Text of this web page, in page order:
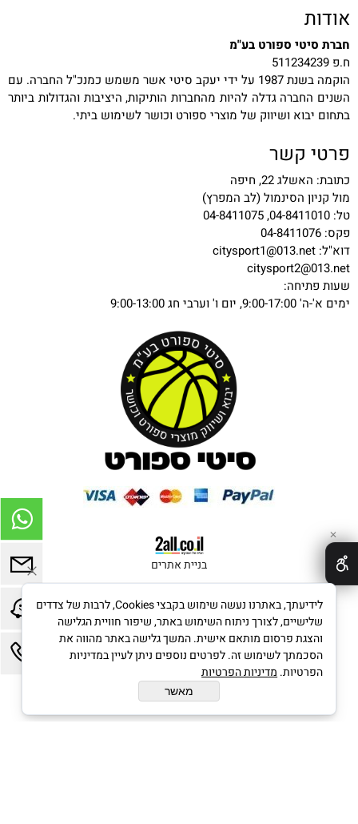
אודות
חברת סיטי ספורט בע"מ
ח.פ 511234239
הוקמה בשנת 1987 על ידי יעקב סיטי אשר משמש כמנכ"ל החברה. עם
השנים החברה גדלה להיות מהחברות הותיקות, היציבות והגדולות ביותר
בתחום יבוא ושיווק של מוצרי ספורט וכושר לשימוש ביתי.
פרטי קשר
כתובת: האשלג 22, חיפה
מול קניון הסינמול (לב המפרץ)
טל: 04-8411010, 04-8411075
פקס: 04-8411076
דוא"ל: citysport1@013.net
citysport2@013.net
שעות פתיחה:
ימים א'-ה' 9:00-17:00, יום ו' וערבי חג 9:00-13:00
בניית אתרים
✕
לידיעתך, באתרנו נעשה שימוש בקבצי Cookies, לרבות של צדדים
שלישיים, לצורך ניתוח השימוש באתר, שיפור חוויית הגלישה
והצגת פרסום מותאם אישית. המשך גלישה באתר מהווה את
הסכמתך לשימוש זה. לפרטים נוספים ניתן לעיין במדיניות
הפרטיות. מדיניות הפרטיות
מאשר